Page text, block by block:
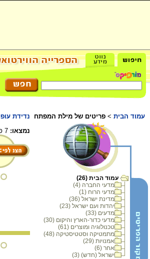
עמוד הבית > פריטים של מילת המפתח נדידת
עמוד הבית (26)
מדעי החברה (4)
מדעי הרוח (1)
מדינת ישראל (36)
יהדות ועם ישראל (23)
מדעים (33)
מדעי כדור-הארץ והיקום (30)
טכנולוגיה ומוצרים (61)
מתמטיקה וסטטיסטיקה (48)
אמנויות (29)
אחר (6)
ישראל (חדש) (3)
נמצאו: